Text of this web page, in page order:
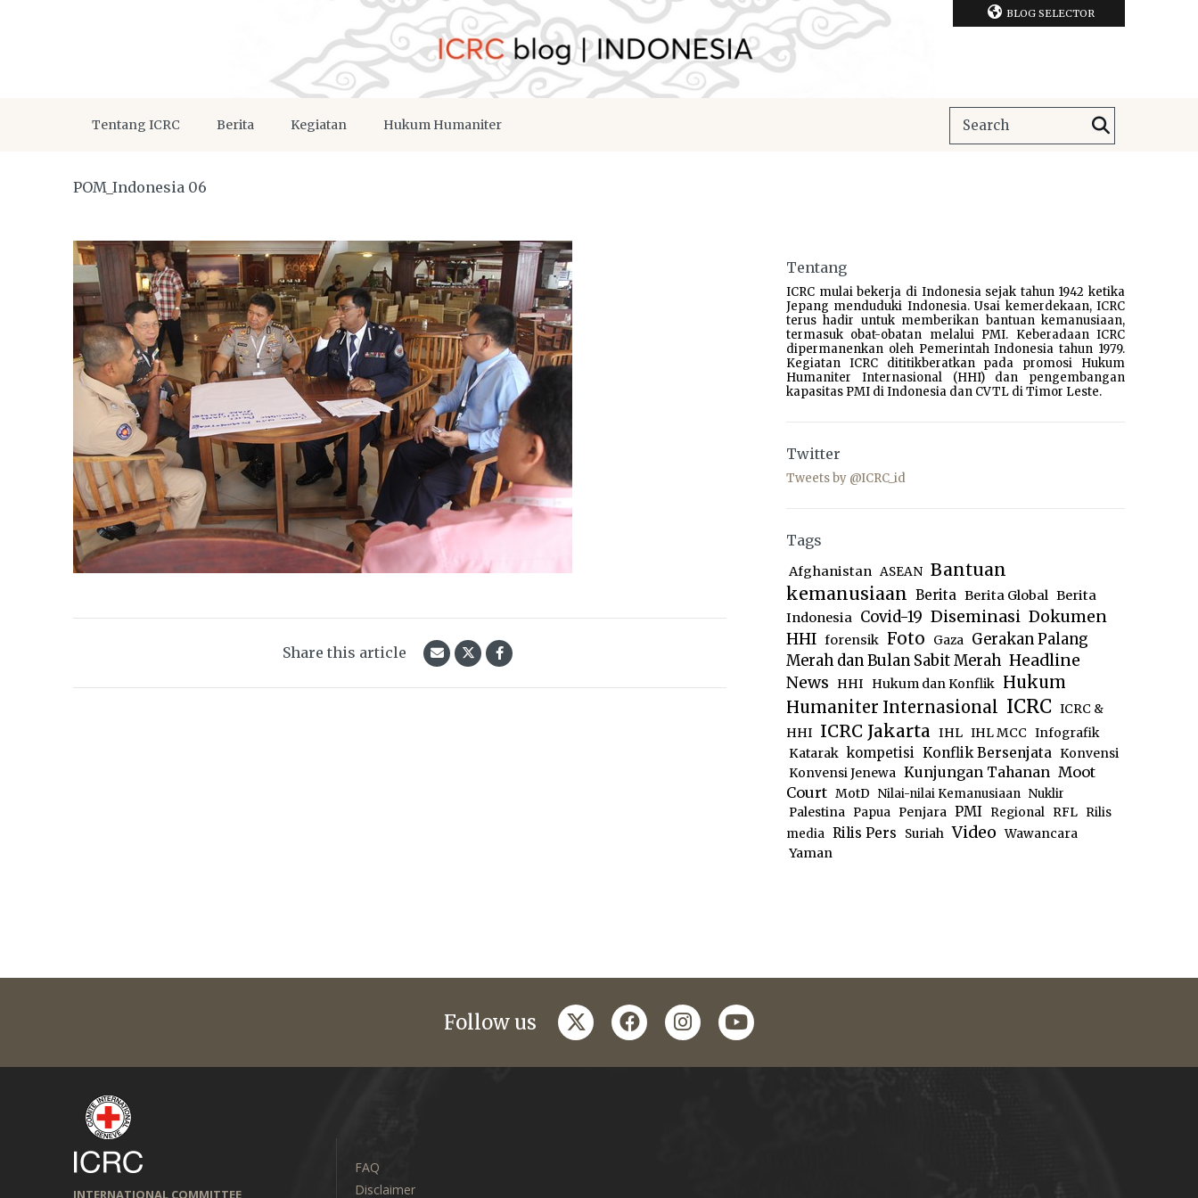
BLOG SELECTOR
Tentang ICRC Berita Kegiatan Hukum Humaniter
POM_Indonesia 06
Share this article
Tentang
ICRC mulai bekerja di Indonesia sejak tahun 1942 ketika
Jepang menduduki Indonesia. Usai kemerdekaan, ICRC
terus hadir untuk memberikan bantuan kemanusiaan,
termasuk obat-obatan melalui PMI. Keberadaan ICRC
dipermanenkan oleh Pemerintah Indonesia tahun 1979.
Kegiatan ICRC dititikberatkan pada promosi Hukum
Humaniter Internasional (HHI) dan pengembangan
kapasitas PMI di Indonesia dan CVTL di Timor Leste.
Twitter
Tweets by @ICRC_id
Tags
Afghanistan ASEAN Bantuan
kemanusiaan Berita Berita Global Berita
Indonesia Covid-19 Diseminasi Dokumen
HHI forensik Foto Gaza Gerakan Palang
Merah dan Bulan Sabit Merah Headline
News
HHI Hukum dan Konflik Hukum
Humaniter Internasional ICRC ICRC &
HHI ICRC Jakarta IHL IHL MCC Infografik
Katarak kompetisi Konflik Bersenjata Konvensi
Konvensi Jenewa Kunjungan Tahanan Moot
Court MotD Nilai-nilai Kemanusiaan Nuklir
Palestina
Papua Penjara PMI Regional RFL
Rilis
media Rilis Pers Suriah Video Wawancara
Yaman
Follow us twitterfacebookinstagram
youtube
INTERNATIONAL COMMITTEE
FAQ
Disclaimer